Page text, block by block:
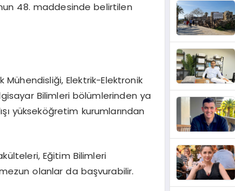
48. maddesinde belirtilen
Mühendisliği, Elektrik-Elektronik
Bilimleri bölümlerinden ya
yükseköğretim kurumlarından
Eğitim Bilimleri
olanlar da başvurabilir.